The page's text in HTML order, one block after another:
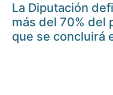
La Diputación
más del 70% del
que se concluirá